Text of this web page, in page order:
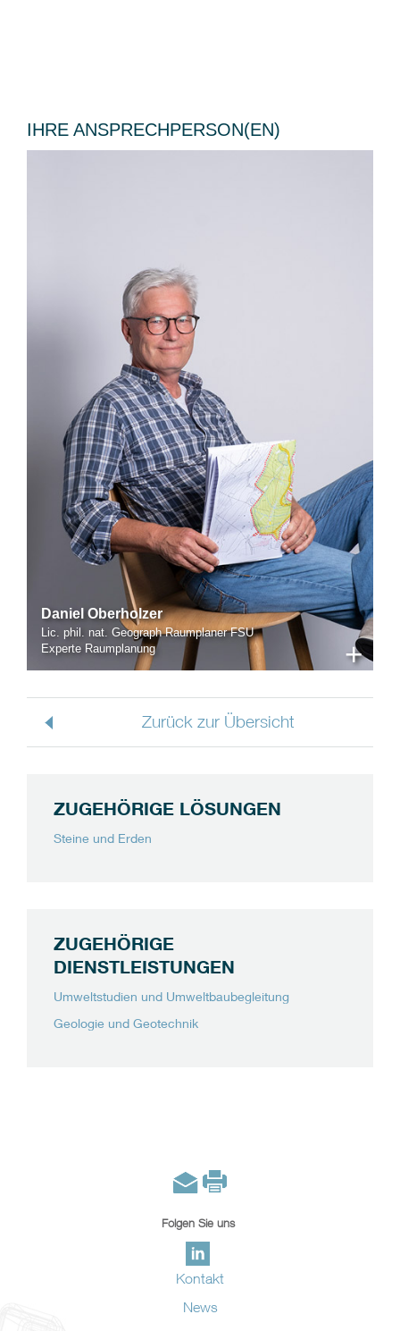
IHRE ANSPRECHPERSON(EN)
+
Daniel Oberholzer
Lic. phil. nat. Geograph Raumplaner FSU
Experte Raumplanung
Zurück zur Übersicht
ZUGEHÖRIGE LÖSUNGEN
Steine und Erden
ZUGEHÖRIGE
DIENSTLEISTUNGEN
Umweltstudien und Umweltbaubegleitung
Geologie und Geotechnik
Folgen Sie uns
Kontakt
News